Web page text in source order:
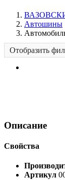
Автошины
Отобразить
Описание
Свойства
Артикул